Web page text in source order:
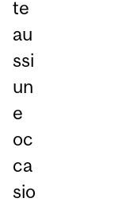
te
au
ssi
un
e
oc
ca
sio